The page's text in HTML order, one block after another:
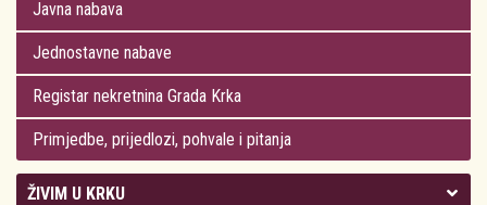
Javna nabava
Jednostavne nabave
Registar nekretnina Grada Krka
Primjedbe, prijedlozi, pohvale i pitanja
ŽIVIM U KRKU